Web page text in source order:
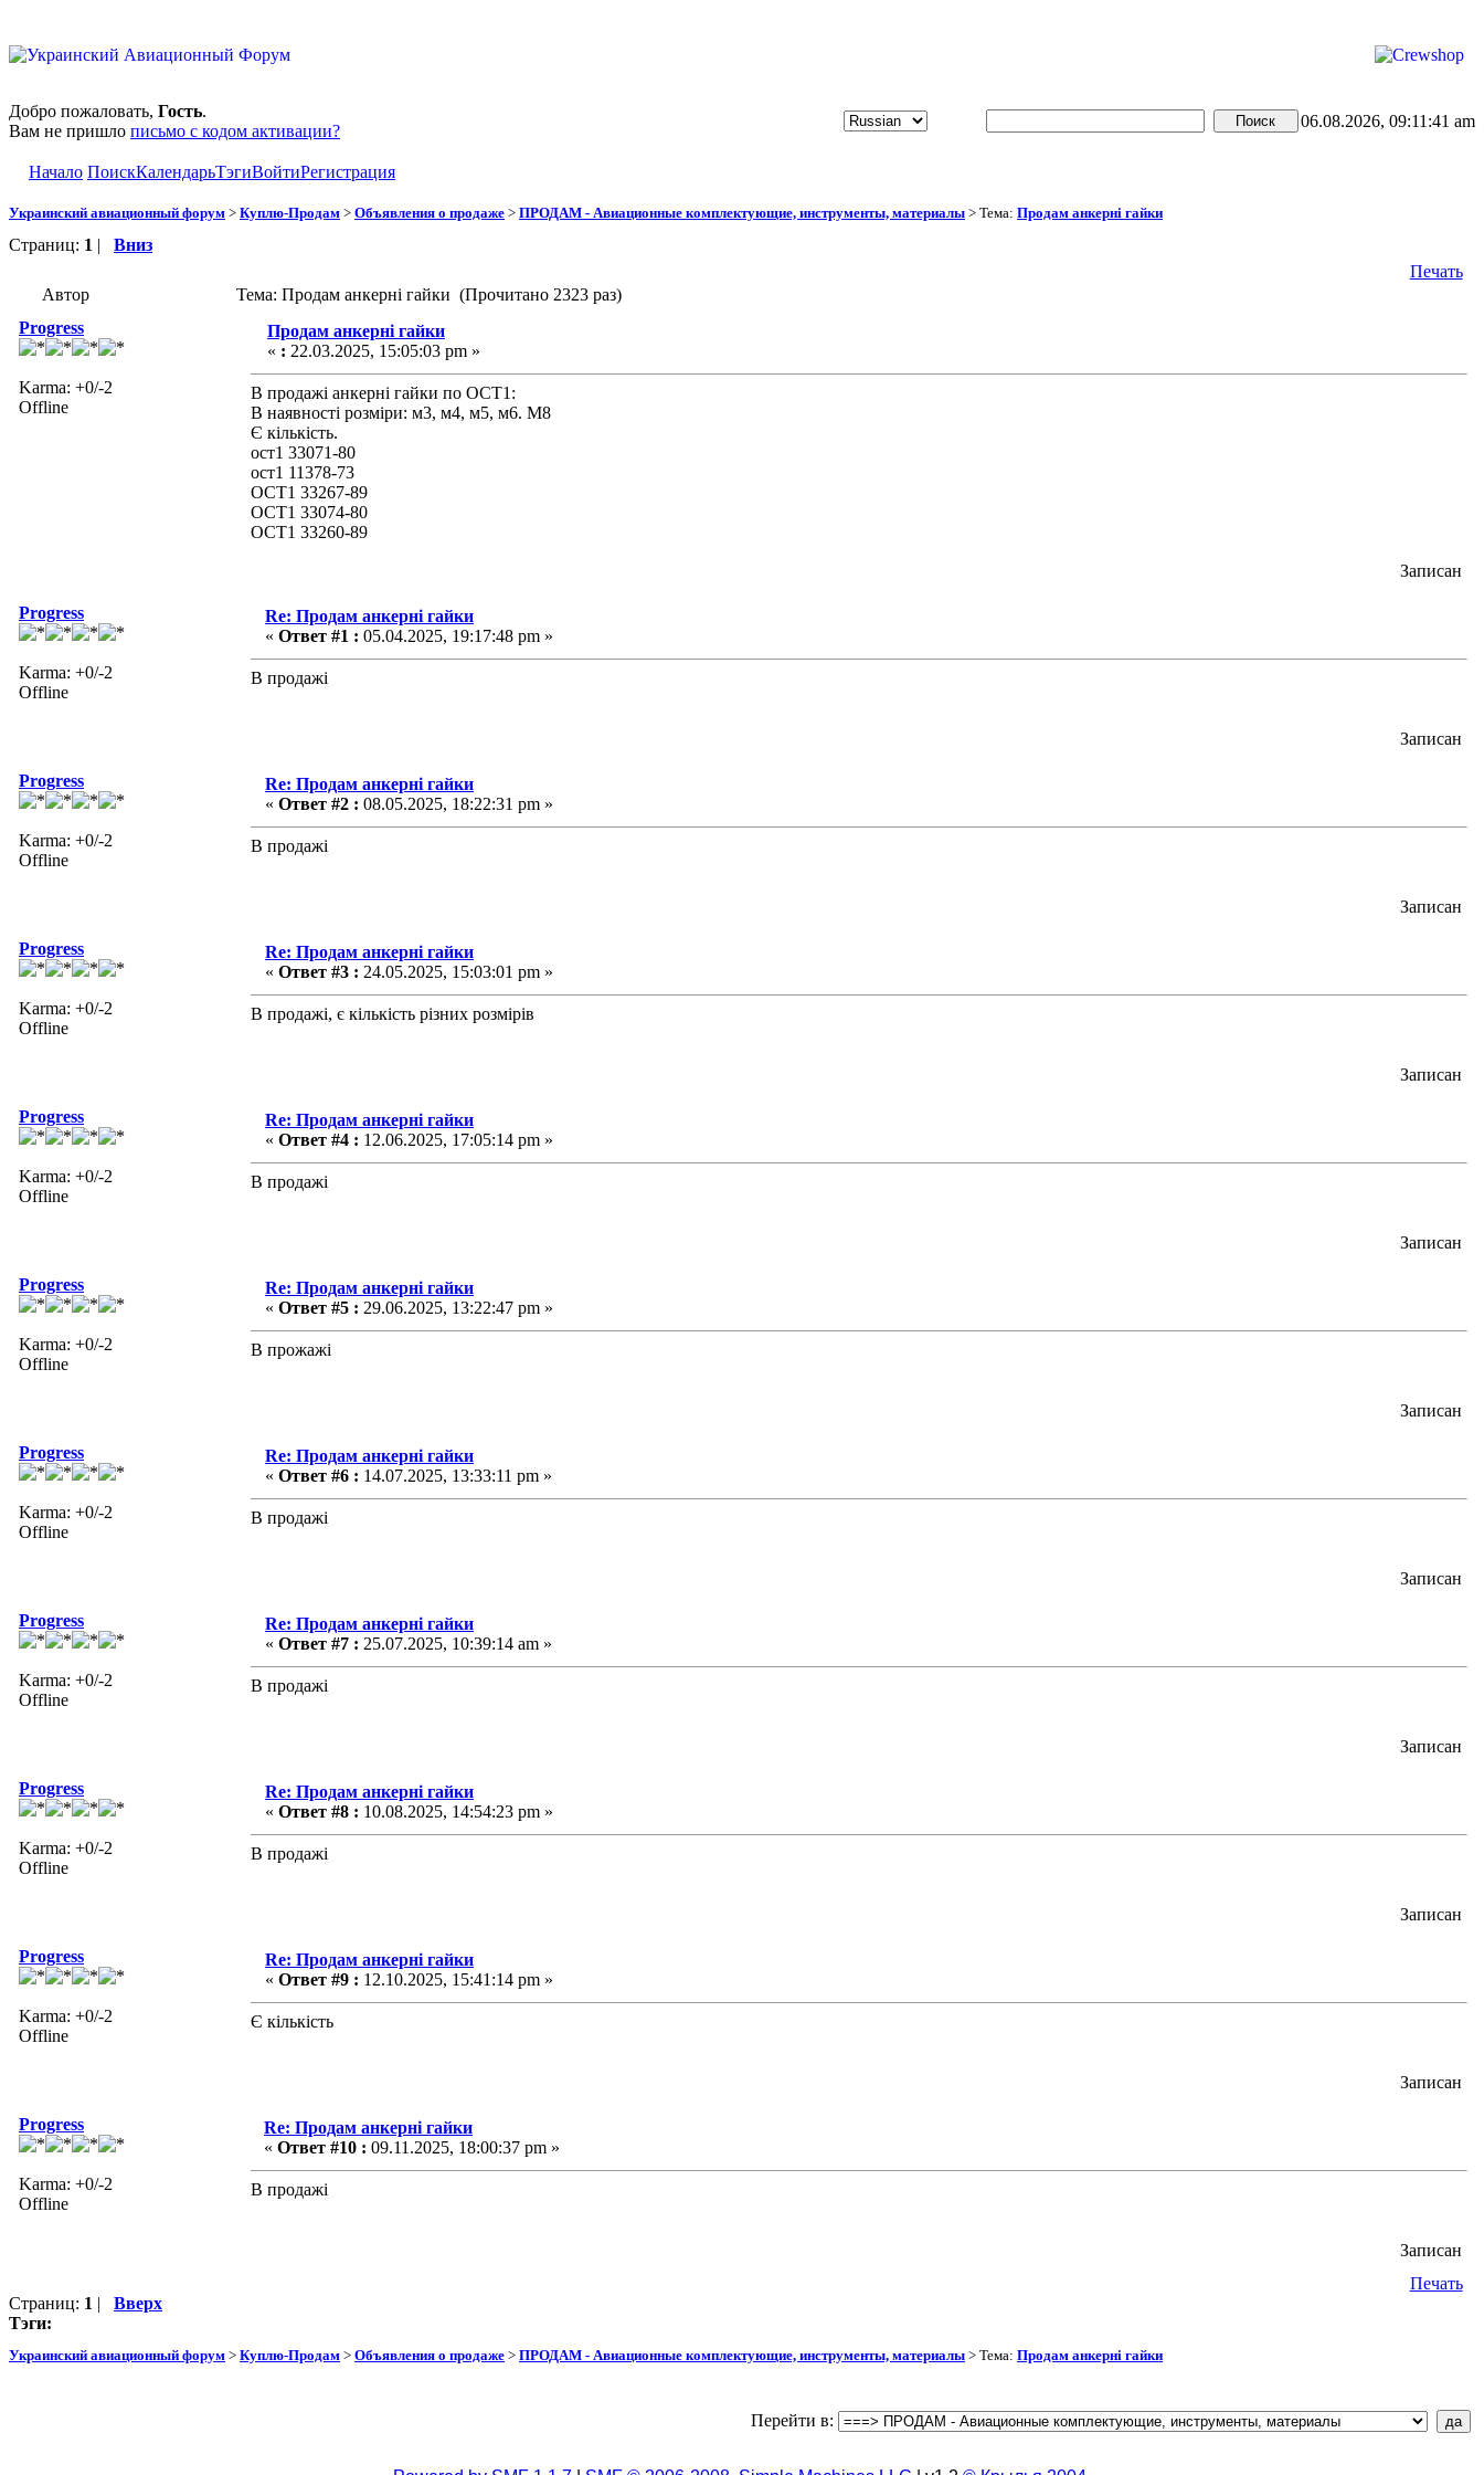
Добро пожаловать, Гость.
Вам не пришло письмо с кодом активации?
06.08.2026, 09:11:41 am
Начало ПоискКалендарьТэгиВойтиРегистрация
Украинский авиационный форум > Куплю-Продам > Объявления о продаже > ПРОДАМ - Авиационные комплектующие, инструменты, материалы > Тема: Продам анкерні гайки
Страниц: 1 | Вниз
Печать
Автор
Тема: Продам анкерні гайки (Прочитано 2323 раз)
Progress
Karma: +0/-2
Offline
Продам анкерні гайки
« : 22.03.2025, 15:05:03 pm »
В продажі анкерні гайки по ОСТ1:
В наявності розміри: м3, м4, м5, м6. М8
Є кількість.
ост1 33071-80
ост1 11378-73
ОСТ1 33267-89
ОСТ1 33074-80
ОСТ1 33260-89
Записан
Progress
Karma: +0/-2
Offline
Re: Продам анкерні гайки
« Ответ #1 : 05.04.2025, 19:17:48 pm »
В продажі
Записан
Progress
Karma: +0/-2
Offline
Re: Продам анкерні гайки
« Ответ #2 : 08.05.2025, 18:22:31 pm »
В продажі
Записан
Progress
Karma: +0/-2
Offline
Re: Продам анкерні гайки
« Ответ #3 : 24.05.2025, 15:03:01 pm »
В продажі, є кількість різних розмірів
Записан
Progress
Karma: +0/-2
Offline
Re: Продам анкерні гайки
« Ответ #4 : 12.06.2025, 17:05:14 pm »
В продажі
Записан
Progress
Karma: +0/-2
Offline
Re: Продам анкерні гайки
« Ответ #5 : 29.06.2025, 13:22:47 pm »
В прожажі
Записан
Progress
Karma: +0/-2
Offline
Re: Продам анкерні гайки
« Ответ #6 : 14.07.2025, 13:33:11 pm »
В продажі
Записан
Progress
Karma: +0/-2
Offline
Re: Продам анкерні гайки
« Ответ #7 : 25.07.2025, 10:39:14 am »
В продажі
Записан
Progress
Karma: +0/-2
Offline
Re: Продам анкерні гайки
« Ответ #8 : 10.08.2025, 14:54:23 pm »
В продажі
Записан
Progress
Karma: +0/-2
Offline
Re: Продам анкерні гайки
« Ответ #9 : 12.10.2025, 15:41:14 pm »
Є кількість
Записан
Progress
Karma: +0/-2
Offline
Re: Продам анкерні гайки
« Ответ #10 : 09.11.2025, 18:00:37 pm »
В продажі
Записан
Печать
Страниц: 1 | Вверх
Тэги:
Украинский авиационный форум > Куплю-Продам > Объявления о продаже > ПРОДАМ - Авиационные комплектующие, инструменты, материалы > Тема: Продам анкерні гайки
Перейти в: